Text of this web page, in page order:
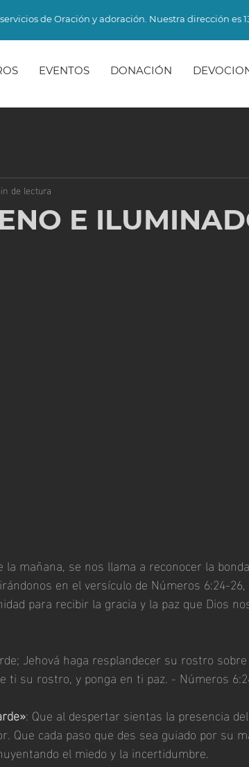
de Oración y adoración. Nuestra dirección es
EVENTOS DONACIÓN
E
de lectura
mañana, se nos llama a reconocer la
en el versículo de Números 6:24-
para recibir la gracia y la paz que Dios
Jehová haga resplandecer su rostro
ti su rostro, y ponga en ti paz. - Números
: Que al despertar sientas la presencia
Que cada paso que des sea guiado por su
el miedo y la incertidumbre.